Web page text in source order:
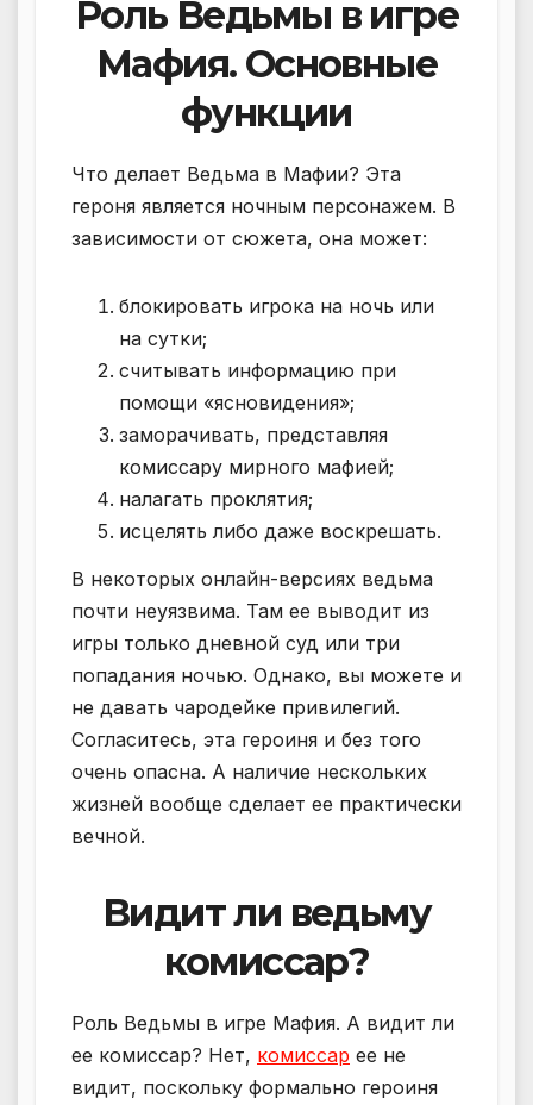
Роль Ведьмы в игре
Мафия. Основные
функции
Что делает Ведьма в Мафии? Эта
героня является ночным персонажем. В
зависимости от сюжета, она может:
блокировать игрока на ночь или
на сутки;
считывать информацию при
помощи «ясновидения»;
заморачивать, представляя
комиссару мирного мафией;
налагать проклятия;
исцелять либо даже воскрешать.
В некоторых онлайн-версиях ведьма
почти неуязвима. Там ее выводит из
игры только дневной суд или три
попадания ночью. Однако, вы можете и
не давать чародейке привилегий.
Согласитесь, эта героиня и без того
очень опасна. А наличие нескольких
жизней вообще сделает ее практически
вечной.
Видит ли ведьму
комиссар?
Роль Ведьмы в игре Мафия. А видит ли
ее комиссар? Нет, комиссар ее не
видит, поскольку формально героиня